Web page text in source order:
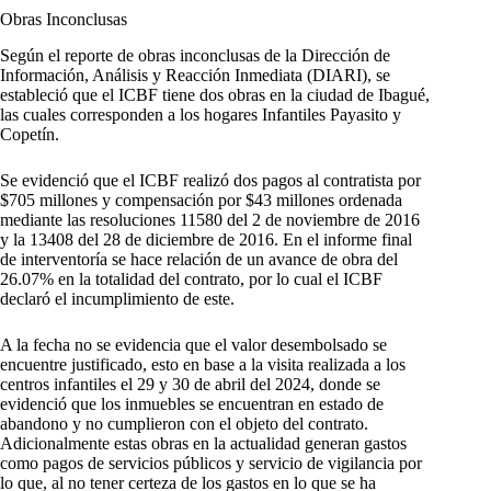
Obras Inconclusas
Según el reporte de obras inconclusas de la Dirección de
Información, Análisis y Reacción Inmediata (DIARI), se
estableció que el ICBF tiene dos obras en la ciudad de Ibagué,
las cuales corresponden a los hogares Infantiles Payasito y
Copetín.
Se evidenció que el ICBF realizó dos pagos al contratista por
$705 millones y compensación por $43 millones ordenada
mediante las resoluciones 11580 del 2 de noviembre de 2016
y la 13408 del 28 de diciembre de 2016. En el informe final
de interventoría se hace relación de un avance de obra del
26.07% en la totalidad del contrato, por lo cual el ICBF
declaró el incumplimiento de este.
A la fecha no se evidencia que el valor desembolsado se
encuentre justificado, esto en base a la visita realizada a los
centros infantiles el 29 y 30 de abril del 2024, donde se
evidenció que los inmuebles se encuentran en estado de
abandono y no cumplieron con el objeto del contrato.
Adicionalmente estas obras en la actualidad generan gastos
como pagos de servicios públicos y servicio de vigilancia por
lo que, al no tener certeza de los gastos en lo que se ha